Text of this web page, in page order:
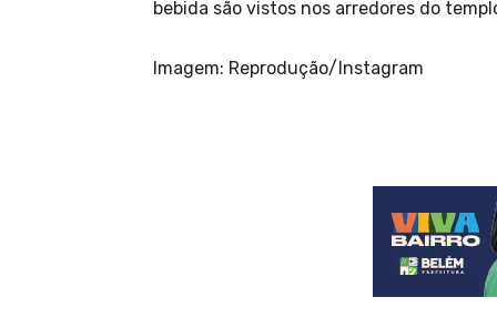
bebida são vistos nos arredores do
Imagem: Reprodução/Instagram